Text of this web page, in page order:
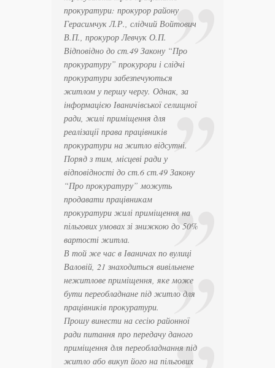
прокуратури: прокурор району
Герасимчук Л.Р., слідчий Войтович
В.П., прокурор Левчук О.П.
Відповідно до ст.49 Закону “Про
прокуратуру” прокурори і слідчі
прокуратури забезпечуються
житлом у першу чергу. Однак, за
інформацією Іваничівської селищної
ради, жилі приміщення для
реалізації права працівників
прокуратури на житло відсутні.
Поряд з тим, місцеві ради у
відповідності до ст.6 ст.49 Закону
“Про прокуратуру” можуть
продавати працівникам
прокуратури жилі приміщення на
пільгових умовах зі знижкою до 50%
вартості житла.
В той же час в Іваничах по вулиці
Валовій, 21 знаходиться вивільнене
нежитлове приміщення, яке може
бути переобладнане під житло для
працівників прокуратури.
Прошу винести на сесію районної
ради питання про передачу даного
приміщення для переобладнання під
житло або викуп його на пільгових